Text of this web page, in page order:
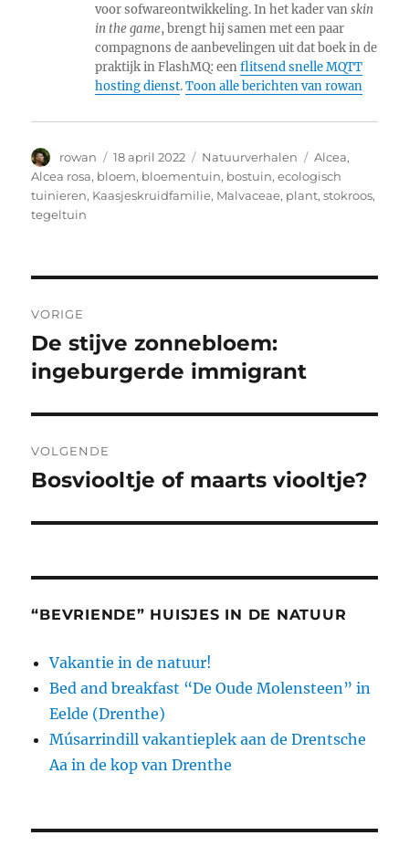
voor sofwareontwikkeling. In het kader vanskin
in the game, brengt hij samen met een paar
compagnons de aanbevelingen uit dat boek in de
praktijk in FlashMQ: eenflitsend snelle MQTT
hosting dienst.Toon alle berichten van rowan
Auteur
rowan
Geplaatst
op
18 april 2022 Categorieën
Natuurverhalen Tags
Alcea,
Alcea rosa, bloem, bloementuin, bostuin,ecologisch
tuinieren, Kaasjeskruidfamilie, Malvaceae, plant,stokroos,
tegeltuin
navigatie
VORIGE
Vorig
bericht:
De stijve zonnebloem:
ingeburgerde immigrant
VOLGENDE
Volgend
Bosviooltje of maarts viooltje?
“BEVRIENDE” HUISJES IN DE NATUUR
Vakantie in de natuur!
Bed and breakfast “De Oude Molensteen” in
Eelde (Drenthe)
Músarrindill vakantieplek aan de Drentsche
Aa in de kop van Drenthe